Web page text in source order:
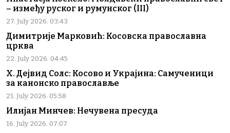
– између руског и румунског (III)
27. July 2026. 03:43
Димитрије Марковић: Косовска православна
црква
22. July 2026. 04:45
Х. Дејвид Солс: Косово и Украјина: Самученици
за канонско православље
21. July 2026. 05:58
Илијан Минчев: Нечувена пресуда
16. July 2026. 07:07